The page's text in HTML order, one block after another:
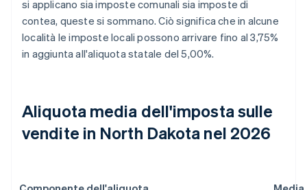
si applicano sia imposte comunali sia imposte di
contea, queste si sommano. Ciò significa che in alcune
località le imposte locali possono arrivare fino al 3,75%
in aggiunta all'aliquota statale del 5,00%.
Aliquota media dell'imposta sulle
vendite in North Dakota nel 2026